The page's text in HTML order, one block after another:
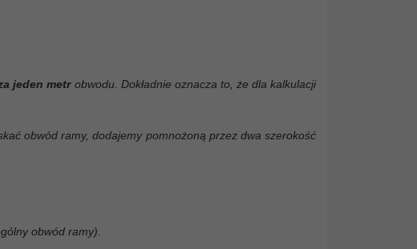
jeden metrobwodu. Dokładnie oznacza to, że dla kalkulacji
obwód ramy, dodajemy pomnożoną przez dwa szerokość
obwód ramy).